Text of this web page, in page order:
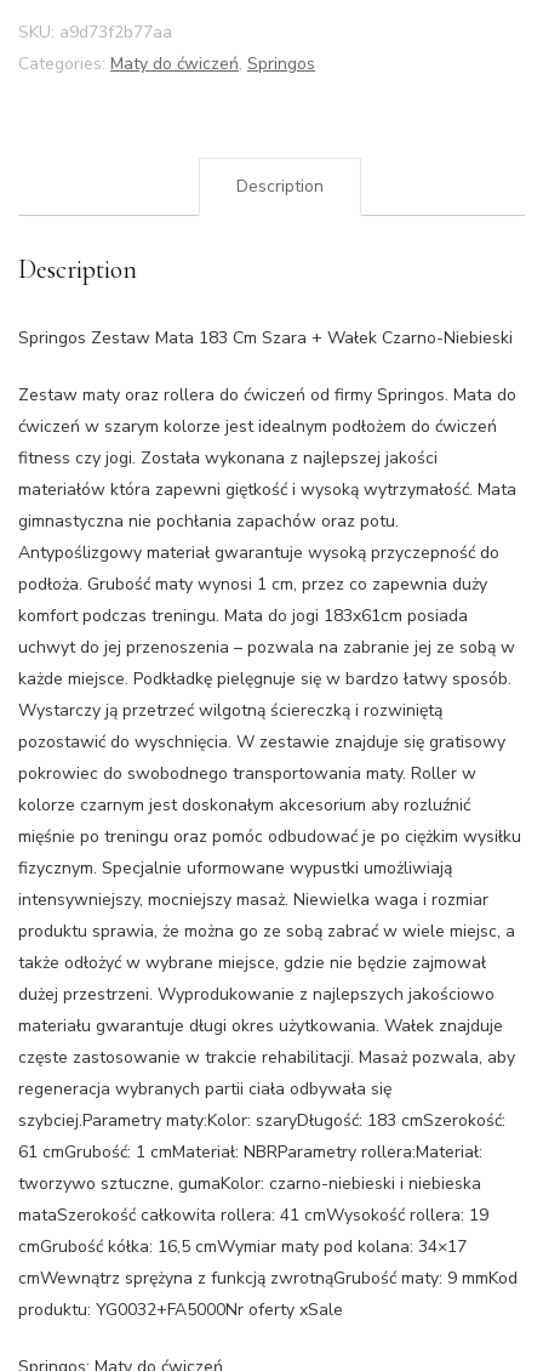
SKU: a9d73f2b77aa
Categories: Maty do ćwiczeń, Springos
Description
Description
Springos Zestaw Mata 183 Cm Szara + Wałek Czarno-Niebieski
Zestaw maty oraz rollera do ćwiczeń od firmy Springos. Mata do
ćwiczeń w szarym kolorze jest idealnym podłożem do ćwiczeń
fitness czy jogi. Została wykonana z najlepszej jakości
materiałów która zapewni giętkość i wysoką wytrzymałość. Mata
gimnastyczna nie pochłania zapachów oraz potu.
Antypoślizgowy materiał gwarantuje wysoką przyczepność do
podłoża. Grubość maty wynosi 1 cm, przez co zapewnia duży
komfort podczas treningu. Mata do jogi 183x61cm posiada
uchwyt do jej przenoszenia – pozwala na zabranie jej ze sobą w
każde miejsce. Podkładkę pielęgnuje się w bardzo łatwy sposób.
Wystarczy ją przetrzeć wilgotną ściereczką i rozwiniętą
pozostawić do wyschnięcia. W zestawie znajduje się gratisowy
pokrowiec do swobodnego transportowania maty. Roller w
kolorze czarnym jest doskonałym akcesorium aby rozluźnić
mięśnie po treningu oraz pomóc odbudować je po ciężkim wysiłku
fizycznym. Specjalnie uformowane wypustki umożliwiają
intensywniejszy, mocniejszy masaż. Niewielka waga i rozmiar
produktu sprawia, że można go ze sobą zabrać w wiele miejsc, a
także odłożyć w wybrane miejsce, gdzie nie będzie zajmował
dużej przestrzeni. Wyprodukowanie z najlepszych jakościowo
materiału gwarantuje długi okres użytkowania. Wałek znajduje
częste zastosowanie w trakcie rehabilitacji. Masaż pozwala, aby
regeneracja wybranych partii ciała odbywała się
szybciej.Parametry maty:Kolor: szaryDługość: 183 cmSzerokość:
61 cmGrubość: 1 cmMateriał: NBRParametry rollera:Materiał:
tworzywo sztuczne, gumaKolor: czarno-niebieski i niebieska
mataSzerokość całkowita rollera: 41 cmWysokość rollera: 19
cmGrubość kółka: 16,5 cmWymiar maty pod kolana: 34×17
cmWewnątrz sprężyna z funkcją zwrotnąGrubość maty: 9 mmKod
produktu: YG0032+FA5000Nr oferty xSale